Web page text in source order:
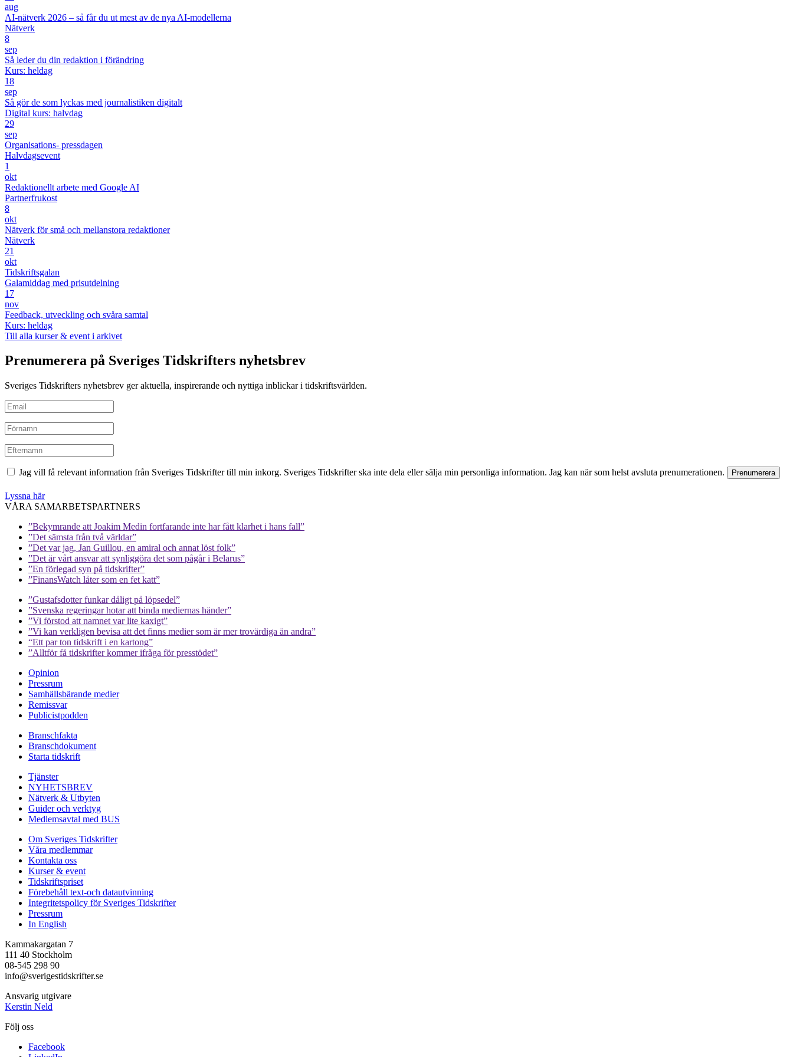
aug
AI-nätverk 2026 – så får du ut mest av de nya AI-modellerna
Nätverk
8
sep
Så leder du din redaktion i förändring
Kurs: heldag
18
sep
Så gör de som lyckas med journalistiken digitalt
Digital kurs: halvdag
29
sep
Organisations- pressdagen
Halvdagsevent
1
okt
Redaktionellt arbete med Google AI
Partnerfrukost
8
okt
Nätverk för små och mellanstora redaktioner
Nätverk
21
okt
Tidskriftsgalan
Galamiddag med prisutdelning
17
nov
Feedback, utveckling och svåra samtal
Kurs: heldag
Till alla kurser & event i arkivet
Prenumerera på Sveriges Tidskrifters nyhetsbrev
Sveriges Tidskrifters nyhetsbrev ger aktuella, inspirerande och nyttiga inblickar i tidskriftsvärlden.
Jag vill få relevant information från Sveriges Tidskrifter till min inkorg. Sveriges Tidskrifter ska inte dela eller sälja min personliga information. Jag kan när som helst avsluta prenumerationen.
Lyssna här
VÅRA SAMARBETSPARTNERS
”Bekymrande att Joakim Medin fortfarande inte har fått klarhet i hans fall”
”Det sämsta från två världar”
”Det var jag, Jan Guillou, en amiral och annat löst folk”
”Det är vårt ansvar att synliggöra det som pågår i Belarus”
”En förlegad syn på tidskrifter”
”FinansWatch låter som en fet katt”
”Gustafsdotter funkar dåligt på löpsedel”
”Svenska regeringar hotar att binda mediernas händer”
”Vi förstod att namnet var lite kaxigt”
”Vi kan verkligen bevisa att det finns medier som är mer trovärdiga än andra”
“Ett par ton tidskrift i en kartong”
”Alltför få tidskrifter kommer ifråga för presstödet”
Opinion
Pressrum
Samhällsbärande medier
Remissvar
Publicistpodden
Branschfakta
Branschdokument
Starta tidskrift
Tjänster
NYHETSBREV
Nätverk & Utbyten
Guider och verktyg
Medlemsavtal med BUS
Om Sveriges Tidskrifter
Våra medlemmar
Kontakta oss
Kurser & event
Tidskriftspriset
Förebehåll text-och datautvinning
Integritetspolicy för Sveriges Tidskrifter
Pressrum
In English
Kammakargatan 7
111 40 Stockholm
08-545 298 90
info@sverigestidskrifter.se
Ansvarig utgivare
Kerstin Neld
Följ oss
Facebook